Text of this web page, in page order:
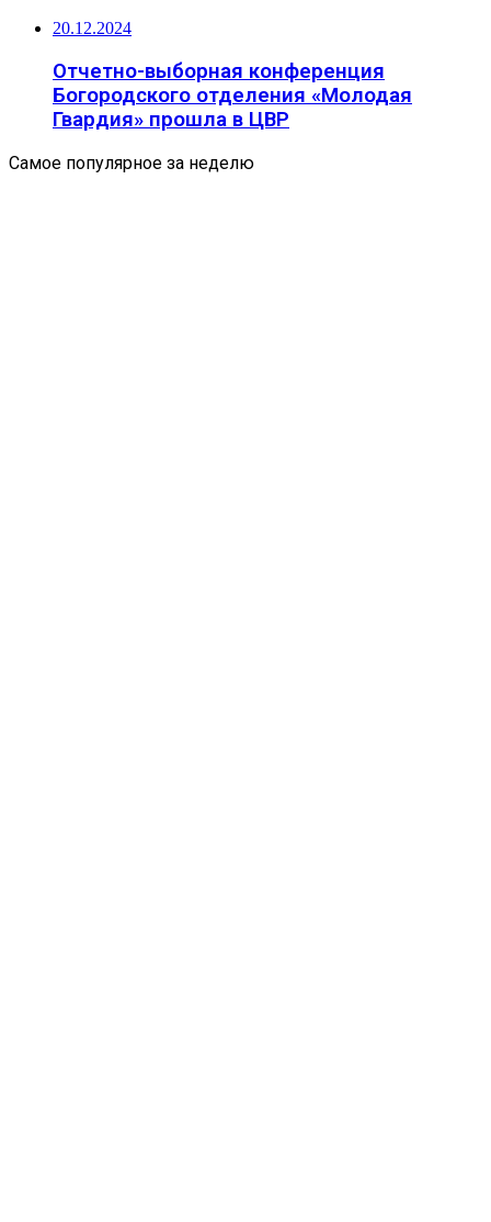
20.12.2024
Отчетно-выборная конференция
Богородского отделения «Молодая
Гвардия» прошла в ЦВР
Самое популярное за неделю